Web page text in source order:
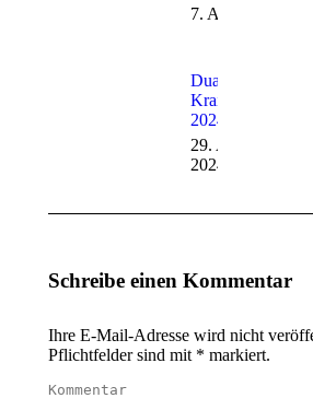
7. April 2025
Duathlon
Krailling
2024
29. April
2024
Schreibe einen Kommentar
Ihre E-Mail-Adresse wird nicht
Pflichtfelder sind mit * markiert.
Kommentar